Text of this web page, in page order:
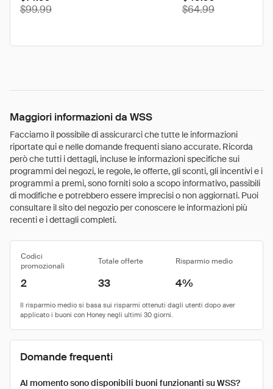
$99.99
$64.99
price
price
Maggiori informazioni da WSS
Facciamo il possibile di assicurarci che tutte le informazioni
riportate qui e nelle domande frequenti siano accurate. Ricorda
però che tutti i dettagli, incluse le informazioni specifiche sui
programmi dei negozi, le regole, le offerte, gli sconti, gli incentivi e i
programmi a premi, sono forniti solo a scopo informativo, passibili
di modifiche e potrebbero essere imprecisi o non aggiornati. Puoi
consultare il sito del negozio per conoscere le informazioni più
recenti e i dettagli completi.
Codici
promozionali
Totale offerte Risparmio medio
2 33 4%
Domande frequenti
Al momento sono disponibili buoni funzionanti su WSS?